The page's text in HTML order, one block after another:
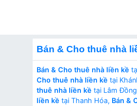
Bán & Cho thuê nhà
Bán & Cho thuê nhà liền kề
Cho thuê nhà liền kề tại
thuê nhà liền kề tại Lâm
liền kề tại Thanh Hóa, Bán &